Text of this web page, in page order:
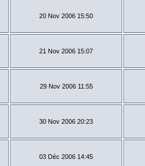
20 Nov 2006 15:50
21 Nov 2006 15:07
29 Nov 2006 11:55
30 Nov 2006 20:23
03 Déc 2006 14:45